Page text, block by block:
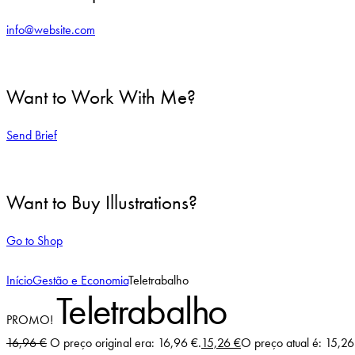
info@website.com
Want to Work With Me?
Send Brief
Want to Buy Illustrations?
Go to Shop
InícioGestão e EconomiaTeletrabalho
PROMO! Teletrabalho
16,96€O preço original era: 16,96 €.15,26€O preço atual é: